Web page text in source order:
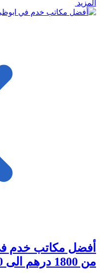
المزيد
أفضل مكاتب خدم
من 1800 درهم الى 2500 درهم اطلب الآن